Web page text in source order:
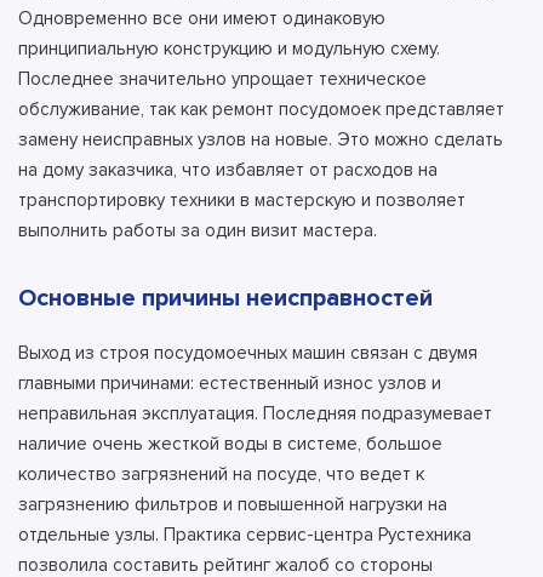
Одновременно все они имеют одинаковую
принципиальную конструкцию и модульную схему.
Последнее значительно упрощает техническое
обслуживание, так как ремонт посудомоек представляет
замену неисправных узлов на новые. Это можно сделать
на дому заказчика, что избавляет от расходов на
транспортировку техники в мастерскую и позволяет
выполнить работы за один визит мастера.
Основные причины неисправностей
Выход из строя посудомоечных машин связан с двумя
главными причинами: естественный износ узлов и
неправильная эксплуатация. Последняя подразумевает
наличие очень жесткой воды в системе, большое
количество загрязнений на посуде, что ведет к
загрязнению фильтров и повышенной нагрузки на
отдельные узлы. Практика сервис-центра Рустехника
позволила составить рейтинг жалоб со стороны